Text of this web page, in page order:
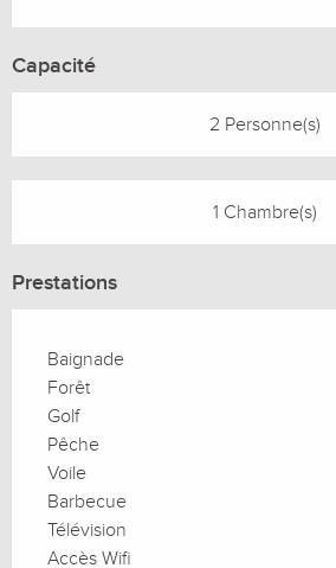
Capacité
2 Personne(s)
1 Chambre(s)
Prestations
Baignade
Forêt
Golf
Pêche
Voile
Barbecue
Télévision
Accès Wifi